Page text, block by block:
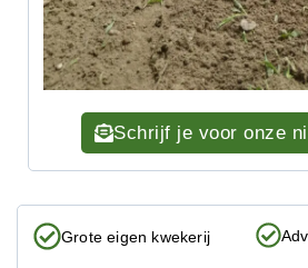
Schrijf je voor onze
Grote eigen kwekerij